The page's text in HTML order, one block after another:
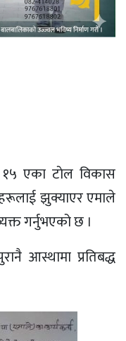
१५ एका टाेल विकास
झुक्याएर एमाले
गर्नुभएको छ ।
आस्थामा प्रतिबद्ध